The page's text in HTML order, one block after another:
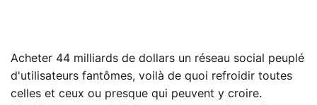
Acheter 44 milliards de dollars un réseau social peuplé
d'utilisateurs fantômes, voilà de quoi refroidir toutes
celles et ceux ou presque qui peuvent y croire.